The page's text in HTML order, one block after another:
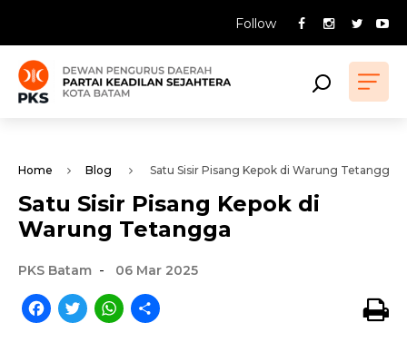
Follow
Home Blog Satu Sisir Pisang Kepok di Warung Tetangga
Satu Sisir Pisang Kepok di
Warung Tetangga
PKS Batam - 06 Mar 2025
Facebook
TwitterWhatsApp